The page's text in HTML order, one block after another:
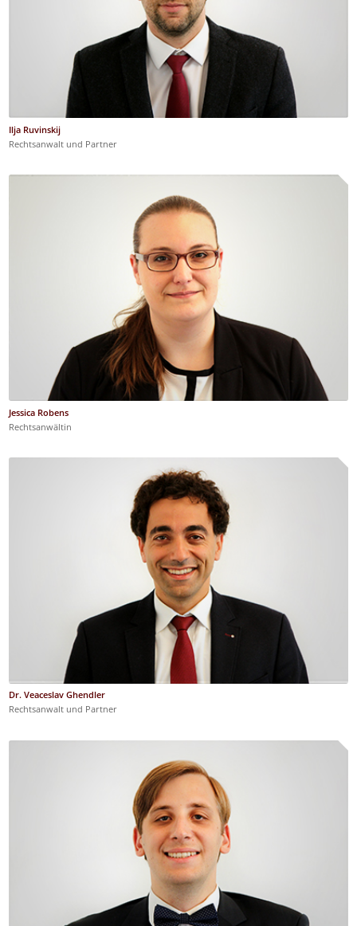
Ilja Ruvinskij
Rechtsanwalt und Partner
Jessica Robens
Rechtsanwältin
Dr. Veaceslav Ghendler
Rechtsanwalt und Partner